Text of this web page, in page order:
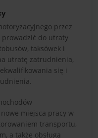
przez
prowadzić do utraty
taksówek i
utratę zatrudnienia,
się i
miejsca pracy w
transportu,
a także obsługą